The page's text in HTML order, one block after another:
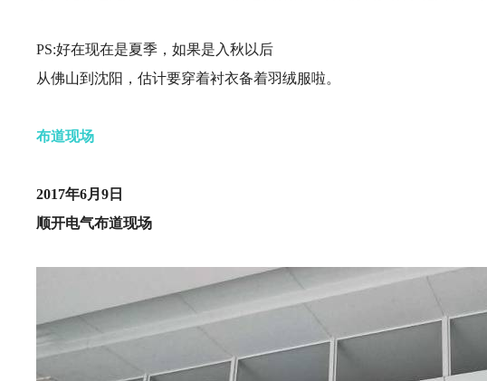
PS:好在现在是夏季，如果是入秋以后
从佛山到沈阳，估计要穿着衬衣备着羽绒服啦。
布道现场
2017年6月9日
顺开电气布道现场